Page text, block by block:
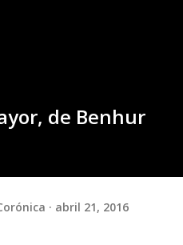
de Benhur
abril 21, 2016